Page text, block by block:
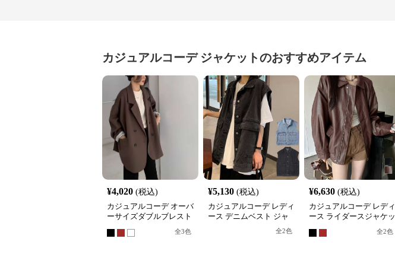
カジュアルコーデ ジャケットのおすすめアイテム
¥4,020 (税込)
カジュアルコーデ オーバ
ーサイズダブルブレスト
テーラードジャケット
全3色
¥5,130 (税込)
カジュアルコーデ レディ
ース デニムベスト ジャ
ケット 重ね着 ゆったり
全2色
¥6,630 (税込)
カジュアルコーデ レディ
ース ライダースジャケッ
ト ゆったり合皮ジャケッ
ト
全2色